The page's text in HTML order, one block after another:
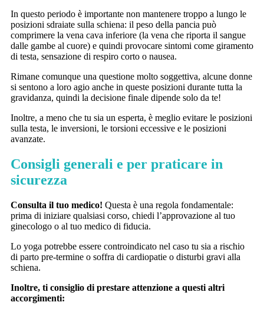
In questo periodo è importante non mantenere troppo a lungo le
posizioni sdraiate sulla schiena: il peso della pancia può
comprimere la vena cava inferiore (la vena che riporta il sangue
dalle gambe al cuore) e quindi provocare sintomi come giramento
di testa, sensazione di respiro corto o nausea.
Rimane comunque una questione molto soggettiva, alcune donne
si sentono a loro agio anche in queste posizioni durante tutta la
gravidanza, quindi la decisione finale dipende solo da te!
Inoltre, a meno che tu sia un esperta, è meglio evitare le posizioni
sulla testa, le inversioni, le torsioni eccessive e le posizioni
avanzate.
Consigli generali e per praticare in
sicurezza
Consulta il tuo medico! Questa è una regola fondamentale:
prima di iniziare qualsiasi corso, chiedi l’approvazione al tuo
ginecologo o al tuo medico di fiducia.
Lo yoga potrebbe essere controindicato nel caso tu sia a rischio
di parto pre-termine o soffra di cardiopatie o disturbi gravi alla
schiena.
Inoltre, ti consiglio di prestare attenzione a questi altri
accorgimenti: